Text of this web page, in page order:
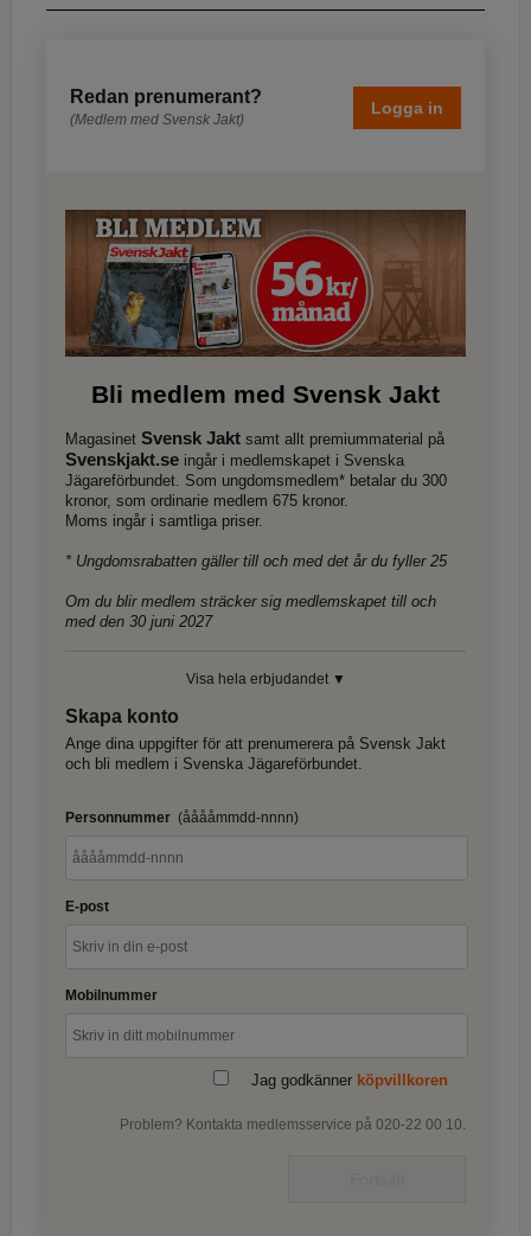
Redan prenumerant?
(Medlem med Svensk Jakt)
Logga in
Bli medlem med Svensk Jakt
Magasinet Svensk Jakt samt allt premiummaterial på
Svenskjakt.se ingår i medlemskapet i Svenska
Jägareförbundet. Som ungdomsmedlem* betalar du 300
kronor, som ordinarie medlem 675 kronor.
Moms ingår i samtliga priser.
* Ungdomsrabatten gäller till och med det år du fyller 25
Om du blir medlem sträcker sig medlemskapet till och
med den 30 juni 2027
Visa hela erbjudandet ▼
Skapa konto
Ange dina uppgifter för att prenumerera på Svensk Jakt
och bli medlem i Svenska Jägareförbundet.
Personnummer (ååååmmdd-nnnn)
E-post
Mobilnummer
Jag godkänner köpvillkoren
Problem? Kontakta medlemsservice på 020-22 00 10.